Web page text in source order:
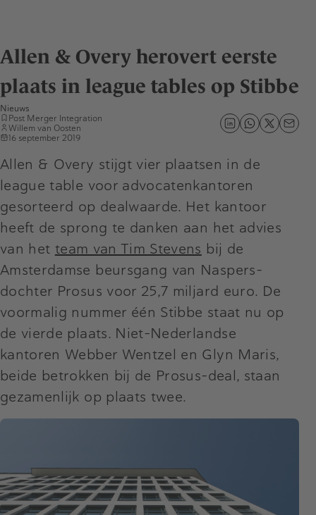
Allen & Overy herovert eerste
plaats in league tables op Stibbe
Nieuws
Post Merger Integration
Willem van Oosten
16 september 2019
Allen & Overy stijgt vier plaatsen in de
league table voor advocatenkantoren
gesorteerd op dealwaarde. Het kantoor
heeft de sprong te danken aan het advies
van het team van Tim Stevens bij de
Amsterdamse beursgang van Naspers-
dochter Prosus voor 25,7 miljard euro. De
voormalig nummer één Stibbe staat nu op
de vierde plaats. Niet-Nederlandse
kantoren Webber Wentzel en Glyn Maris,
beide betrokken bij de Prosus-deal, staan
gezamenlijk op plaats twee.